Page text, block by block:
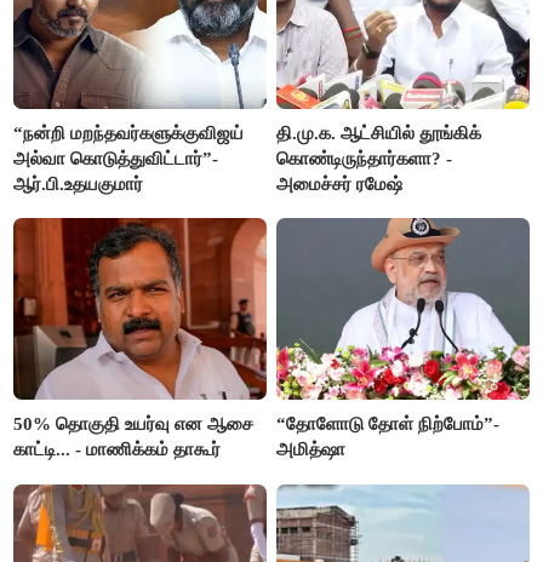
“நன்றி மறந்தவர்களுக்குவிஜய்
அல்வா கொடுத்துவிட்டார்”-
ஆர்.பி.உதயகுமார்
தி.மு.க. ஆட்சியில் தூங்கிக்
கொண்டிருந்தார்களா? -
அமைச்சர் ரமேஷ்
50% தொகுதி உயர்வு என ஆசை
காட்டி... - மாணிக்கம் தாகூர்
“தோளோடு தோள் நிற்போம்”-
அமித்ஷா